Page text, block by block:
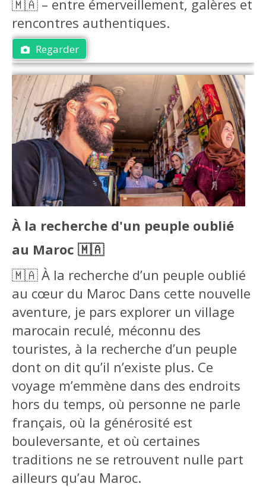
🇲🇦 – entre émerveillement, galères et
rencontres authentiques.
Regarder
À la recherche d'un peuple oublié
au Maroc 🇲🇦
🇲🇦 À la recherche d’un peuple oublié
au cœur du Maroc Dans cette nouvelle
aventure, je pars explorer un village
marocain reculé, méconnu des
touristes, à la recherche d’un peuple
dont on dit qu’il n’existe plus. Ce
voyage m’emmène dans des endroits
hors du temps, où personne ne parle
français, où la générosité est
bouleversante, et où certaines
traditions ne se retrouvent nulle part
ailleurs qu’au Maroc.